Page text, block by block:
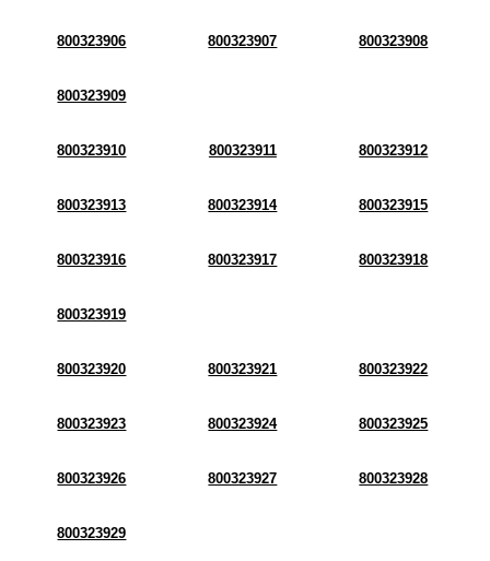
800323906 800323907 800323908
800323909
800323910 800323911 800323912
800323913 800323914 800323915
800323916 800323917 800323918
800323919
800323920 800323921 800323922
800323923 800323924 800323925
800323926 800323927 800323928
800323929